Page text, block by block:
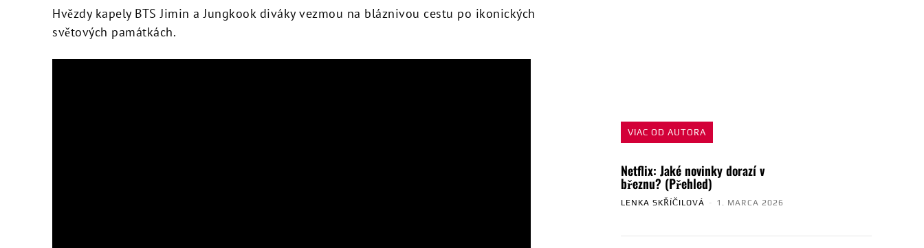
Hvězdy kapely BTS Jimin a Jungkook diváky vezmou na bláznivou cestu po ikonických
světových památkách.
VIAC OD AUTORA
Netflix: Jaké novinky dorazí v
březnu? (Přehled)
LENKA SKŘÍČILOVÁ - 1. MARCA 2026